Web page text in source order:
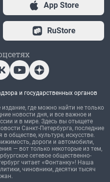
App Store
RuStore
и государственных органов
где можно найти не только
новости дня, и все важное и
и в мире. Здесь вы отыщете
Санкт-Петербурга, последние
обществе, культуре, искусстве.
дороги и автомобили,
— вот только некоторые из тем,
сетевое общественно-
читает «Фонтанку»! Наша
чиновники, десятки тысяч